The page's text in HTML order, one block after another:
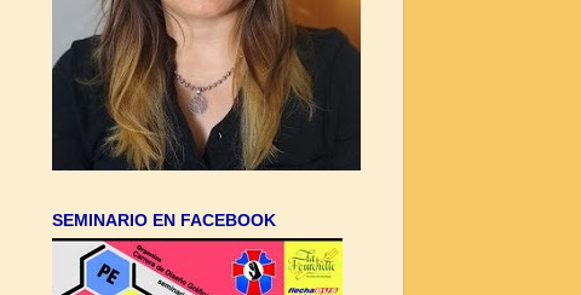
SEMINARIO EN FACEBOOK